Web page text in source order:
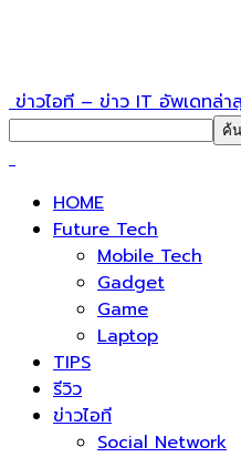
ข่าวไอที – ข่าว IT อัพเดทล่า
HOME
Future Tech
Mobile Tech
Gadget
Game
Laptop
TIPS
รีวิว
ข่าวไอที
Social Network